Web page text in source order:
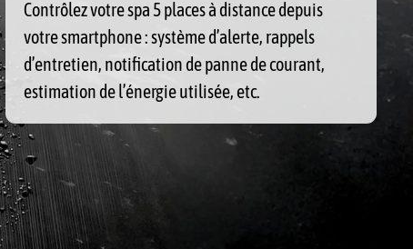
Contrôlez votre spa 5 places à distance depuis
votre smartphone : système d’alerte, rappels
d’entretien, notification de panne de courant,
estimation de l’énergie utilisée, etc.